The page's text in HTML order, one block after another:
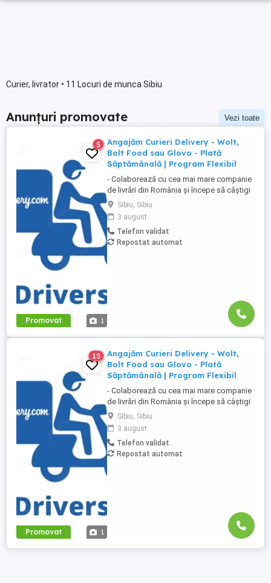
Curier, livrator • 11 Locuri de munca Sibiu
Anunțuri promovate Vezi toate
Promovat 1
5
Angajăm Curieri Delivery - Wolt,
Bolt Food sau Glovo - Plată
Săptămânală | Program Flexibil
- Colaborează cu cea mai mare companie
de livrări din România și începe să câștigi
rapid! - Cerințe: Minim 18 ani Mijloc de
transport propriu (mașină, scuter,
motocicletă sau bicicletă) Telefon mobil
cu acces la internet - Ce oferim: Plată
săptămânală, fără întârzieri Bonusuri
Sibiu, Sibiu
3 august
Telefon validat
Repostat automat
Promovat 1
15
Angajăm Curieri Delivery - Wolt,
Bolt Food sau Glovo - Plată
Săptămânală | Program Flexibil
- Colaborează cu cea mai mare companie
de livrări din România și începe să câștigi
rapid! - Cerințe: Minim 18 ani Mijloc de
transport propriu (mașină, scuter,
motocicletă sau bicicletă) Telefon mobil
cu acces la internet - Ce oferim: Plată
săptămânală, fără întârzieri Bonusuri
Sibiu, Sibiu
3 august
Telefon validat
Repostat automat